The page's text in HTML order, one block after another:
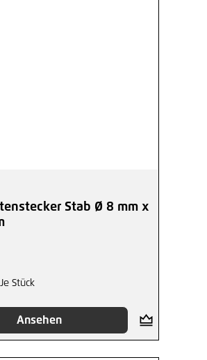
Stab Ø 8 mm x
Stück
Ansehen